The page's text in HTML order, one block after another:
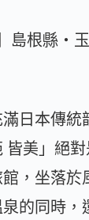
】島根縣
日本傳統
皆美」絕
，坐落於
的同時，